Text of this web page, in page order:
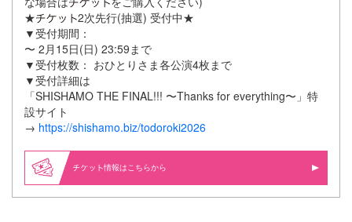
★
2次先行(抽選) 受付中★
▼受付期間：
〜 2月15日(日) 23:59まで
▼受付枚数： おひとりさま各公演4枚まで
▼受付詳細は
「SHISHAMO THE FINAL!!! 〜Thanks for everything〜」特
設サイト
→ https://shishamo.biz/todoroki2026
情報はこちらから